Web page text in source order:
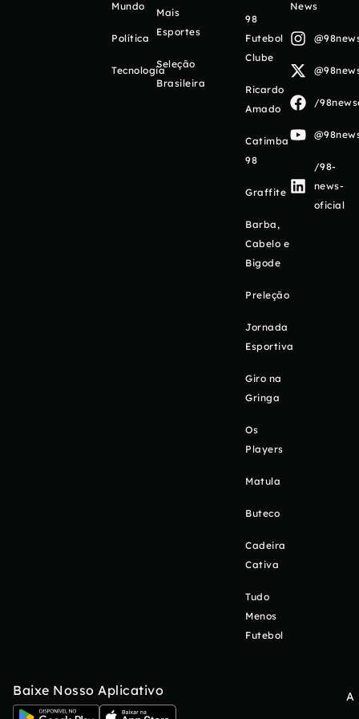
Mundo
Política
Tecnologia
Mais
Esportes
Seleção
Brasileira
98
Futebol
Clube
Ricardo
Amado
Catimba
98
Graffite
Barba,
Cabelo e
Bigode
Preleção
Jornada
Esportiva
Giro na
Gringa
Os
Players
Matula
Buteco
Cadeira
Cativa
Tudo
Menos
Futebol
News
/
/98-
news-
oficial
Baixe Nosso Aplicativo
A